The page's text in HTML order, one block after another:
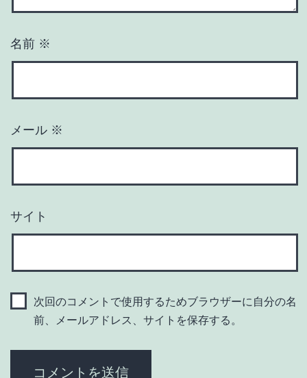
名前 ※
メール ※
サイト
次回のコメントで使用するためブラウザーに自分の名
前、メールアドレス、サイトを保存する。